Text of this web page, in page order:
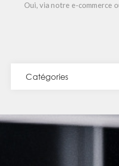
Oui, via notre e-commerce
Catégories